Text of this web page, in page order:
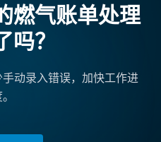
燃气账单处理
吗？
动录入错误，加快工作进